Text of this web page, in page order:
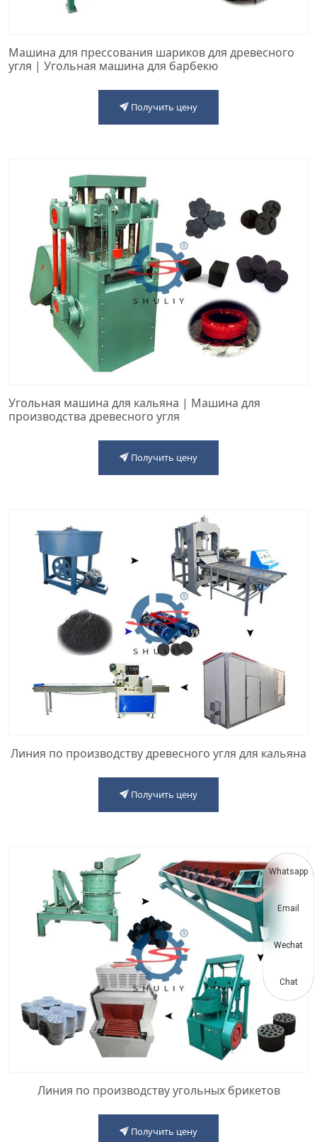
Машина для прессования шариков для древесного
угля | Угольная машина для барбекю
Получить цену
Угольная машина для кальяна | Машина для
производства древесного угля
Получить цену
Линия по производству древесного угля для кальяна
Получить цену
Линия по производству угольных брикетов
Получить цену
Whatsapp
Email
Wechat
Chat